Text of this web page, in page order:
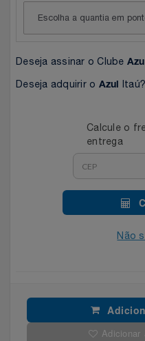
Cozinha
Eletrodomésticos
Eletroportáteis
Ferramentas
Extra
Jbl
Individual
Natura
Deseja assinar o Clube Azul
Deseja adquirir o Azul
Calcule o
entrega
Não